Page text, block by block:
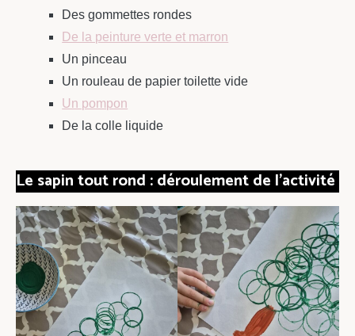
Des gommettes rondes
De la peinture verte et marron
Un pinceau
Un rouleau de papier toilette vide
Un pompon
De la colle liquide
Le sapin tout rond : déroulement de l’activité